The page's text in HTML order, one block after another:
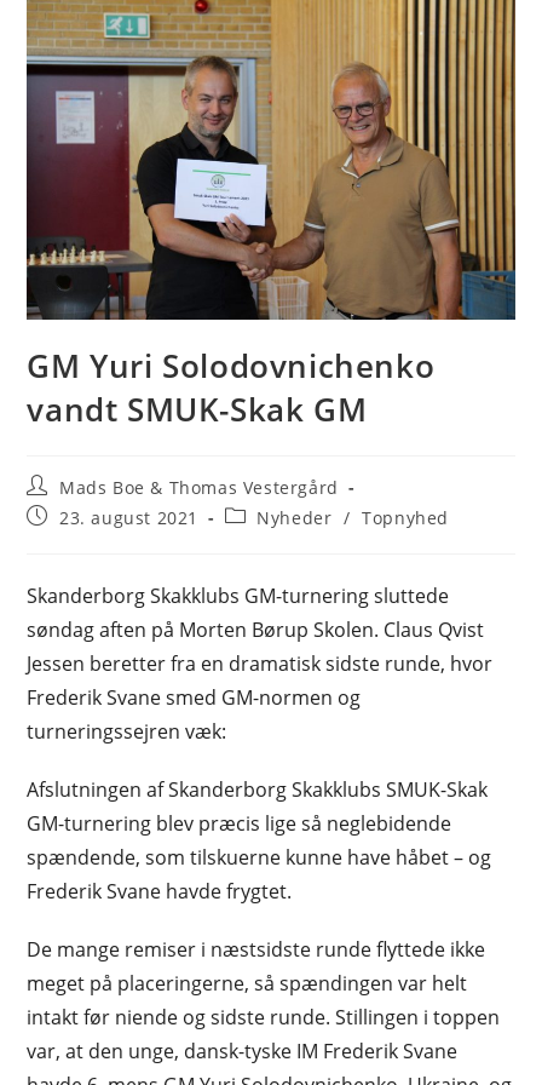
GM Yuri Solodovnichenko
vandt SMUK-Skak GM
Post
author:
Mads Boe & Thomas Vestergård
Post23. august 2021
PostNyheder / Topnyhed
Skanderborg Skakklubs GM-turnering sluttede
søndag aften på Morten Børup Skolen. Claus Qvist
Jessen beretter fra en dramatisk sidste runde, hvor
Frederik Svane smed GM-normen og
turneringssejren væk:
Afslutningen af Skanderborg Skakklubs SMUK-Skak
GM-turnering blev præcis lige så neglebidende
spændende, som tilskuerne kunne have håbet – og
Frederik Svane havde frygtet.
De mange remiser i næstsidste runde flyttede ikke
meget på placeringerne, så spændingen var helt
intakt før niende og sidste runde. Stillingen i toppen
var, at den unge, dansk-tyske IM Frederik Svane